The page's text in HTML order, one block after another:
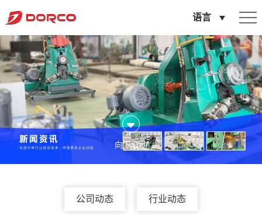
语言
新
闻
资
讯
向下滚动
公司动态 行业动态